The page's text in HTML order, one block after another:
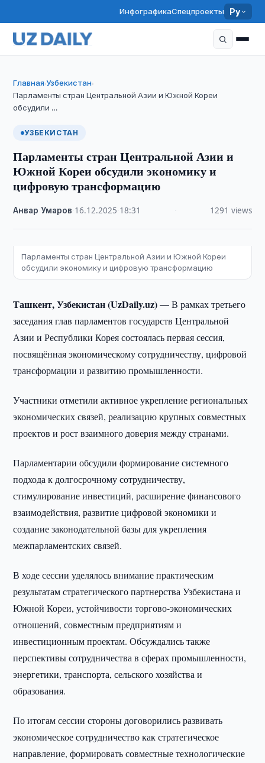
ИнфографикаСпецпроекты Ру
Главная›Узбекистан›
Парламенты стран Центральной Азии и Южной Кореи
обсудили …
УЗБЕКИСТАН
Парламенты стран Центральной Азии и
Южной Кореи обсудили экономику и
цифровую трансформацию
Анвар Умаров 16.12.2025 18:31 1291 views
Парламенты стран Центральной Азии и Южной Кореи
обсудили экономику и цифровую трансформацию
Ташкент, Узбекистан (UzDaily.uz) —В рамках третьего
заседания глав парламентов государств Центральной
Азии и Республики Корея состоялась первая сессия,
посвящённая экономическому сотрудничеству, цифровой
трансформации и развитию промышленности.
Участники отметили активное укрепление региональных
экономических связей, реализацию крупных совместных
проектов и рост взаимного доверия между странами.
Парламентарии обсудили формирование системного
подхода к долгосрочному сотрудничеству,
стимулирование инвестиций, расширение финансового
взаимодействия, развитие цифровой экономики и
создание законодательной базы для укрепления
межпарламентских связей.
В ходе сессии уделялось внимание практическим
результатам стратегического партнерства Узбекистана и
Южной Кореи, устойчивости торгово-экономических
отношений, совместным предприятиям и
инвестиционным проектам. Обсуждались также
перспективы сотрудничества в сферах промышленности,
энергетики, транспорта, сельского хозяйства и
образования.
По итогам сессии стороны договорились развивать
экономическое сотрудничество как стратегическое
направление, формировать совместные технологические